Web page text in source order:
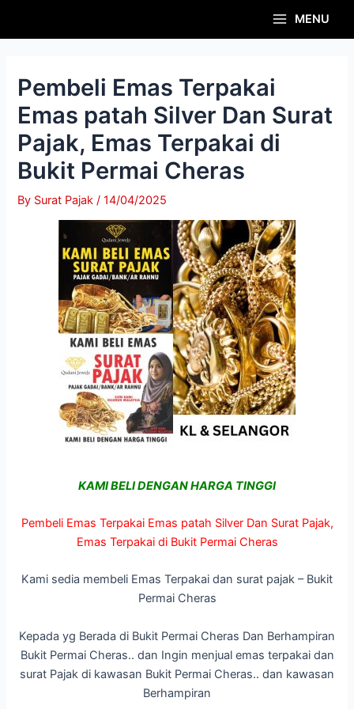
MainMENU
Pembeli Emas Terpakai
Emas patah Silver Dan Surat
Pajak, Emas Terpakai di
Bukit Permai Cheras
By Surat Pajak/14/04/2025
KAMI BELI DENGAN HARGA TINGGI
Pembeli Emas Terpakai Emas patah Silver Dan Surat Pajak,
Emas Terpakai di Bukit Permai Cheras
Kami sedia membeli Emas Terpakai dan surat pajak – Bukit
Permai Cheras
Kepada yg Berada di Bukit Permai Cheras Dan Berhampiran
Bukit Permai Cheras.. dan Ingin menjual emas terpakai dan
surat Pajak di kawasan Bukit Permai Cheras.. dan kawasan
Berhampiran